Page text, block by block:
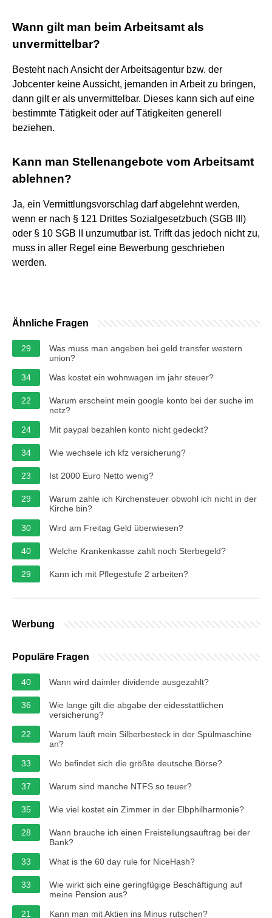
Wann gilt man beim Arbeitsamt als
unvermittelbar?
Besteht nach Ansicht der Arbeitsagentur bzw. der
Jobcenter keine Aussicht, jemanden in Arbeit zu bringen,
dann gilt er als unvermittelbar. Dieses kann sich auf eine
bestimmte Tätigkeit oder auf Tätigkeiten generell
beziehen.
Kann man Stellenangebote vom Arbeitsamt
ablehnen?
Ja, ein Vermittlungsvorschlag darf abgelehnt werden,
wenn er nach § 121 Drittes Sozialgesetzbuch (SGB III)
oder § 10 SGB II unzumutbar ist. Trifft das jedoch nicht zu,
muss in aller Regel eine Bewerbung geschrieben
werden.
Ähnliche Fragen
29
Was muss man angeben bei geld transfer western
union?
34
Was kostet ein wohnwagen im jahr steuer?
22
Warum erscheint mein google konto bei der suche im
netz?
24
Mit paypal bezahlen konto nicht gedeckt?
34 Wie wechsele ich kfz versicherung?
23 Ist 2000 Euro Netto wenig?
29
Warum zahle ich Kirchensteuer obwohl ich nicht in der
Kirche bin?
30
Wird am Freitag Geld überwiesen?
40 Welche Krankenkasse zahlt noch Sterbegeld?
29 Kann ich mit Pflegestufe 2 arbeiten?
Werbung
Populäre Fragen
40 Wann wird daimler dividende ausgezahlt?
36
Wie lange gilt die abgabe der eidesstattlichen
versicherung?
22
Warum läuft mein Silberbesteck in der Spülmaschine
an?
33
Wo befindet sich die größte deutsche Börse?
37 Warum sind manche NTFS so teuer?
35 Wie viel kostet ein Zimmer in der Elbphilharmonie?
28
Wann brauche ich einen Freistellungsauftrag bei der
Bank?
33
What is the 60 day rule for NiceHash?
33
Wie wirkt sich eine geringfügige Beschäftigung auf
meine Pension aus?
21
Kann man mit Aktien ins Minus rutschen?